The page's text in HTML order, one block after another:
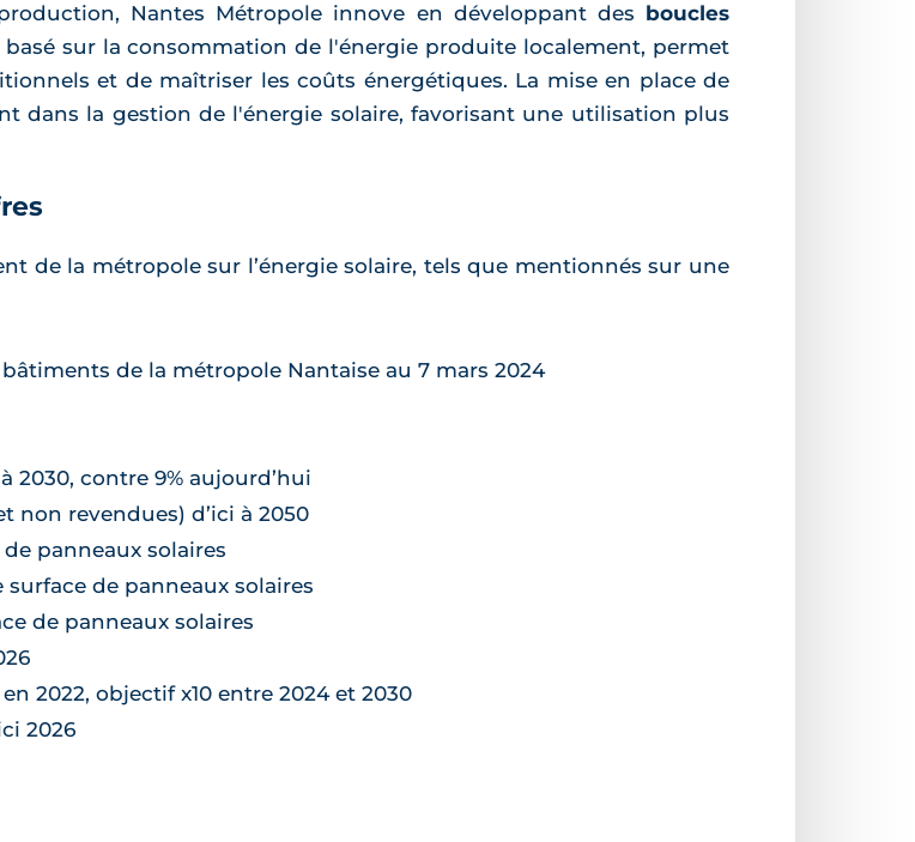
Nantes Métropole innove en développant des boucles
basé sur la consommation de l'énergie produite localement, permet
et de maîtriser les coûts énergétiques. La mise en place de
dans la gestion de l'énergie solaire, favorisant une utilisation plus
de la métropole sur l’énergie solaire, tels que mentionnés sur une
de la métropole Nantaise au 7 mars 2024
2030, contre 9% aujourd’hui
non revendues) d’ici à 2050
de panneaux solaires
surface de panneaux solaires
de panneaux solaires
2022, objectif x10 entre 2024 et 2030
2026